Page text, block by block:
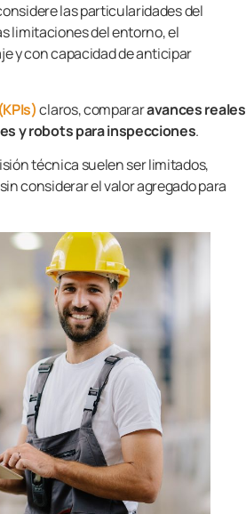
las particularidades del
limitaciones del entorno, el
y con capacidad de anticipar
claros, compararavances reales
y robots para inspecciones.
técnica suelen ser limitados,
considerar el valor agregado para